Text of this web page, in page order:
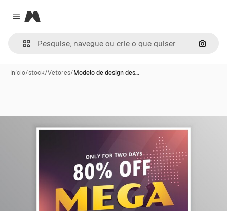
Close menu
Magnific
Início/stock/Vetores/Modelo de design des…